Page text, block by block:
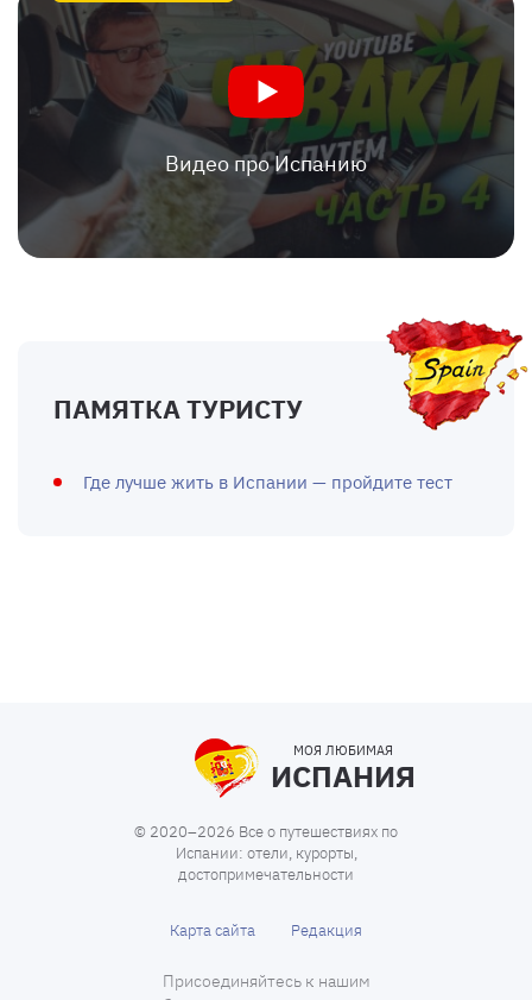
Видео про Испанию
ПАМЯТКА ТУРИСТУ
Где лучше жить в Испании — пройдите тест
МОЯ ЛЮБИМАЯ
ИСПАНИЯ
© 2020–2026 Все о путешествиях по
Испании: отели, курорты,
достопримечательности
Карта сайта Редакция
Присоединяйтесь к нашим